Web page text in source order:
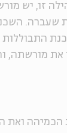
שעברה.
מורשתה,
ואת